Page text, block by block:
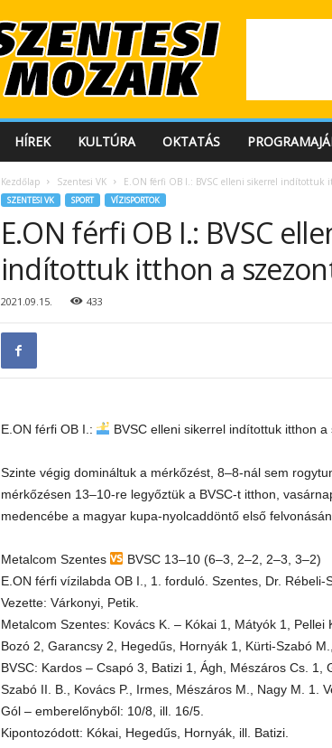
HÍREK KULTÚRA OKTATÁS
Kezdőlap Szentesi VK E.ON férfi OB I.: BVSC elleni sikerrel indítottuk
SZENTESI VK SPORT VÍZISPORTOK
E.ON férfi OB I.: BVSC
indítottuk itthon a
2021.09.15. 433
E.ON férfi OB I.: BVSC elleni sikerrel indítottuk itthon a
Szinte végig domináltuk a mérkőzést, 8–8-nál sem
mérkőzésen 13–10-re legyőztük a BVSC-t itthon,
medencébe a magyar kupa-nyolcaddöntő első felvonásán.
Metalcom Szentes
BVSC 13–10 (6–3, 2–2, 2–3, 3–2)
E.ON férfi vízilabda OB I., 1. forduló. Szentes, Dr. Rébeli-
Vezette: Várkonyi, Petik.
Metalcom Szentes: Kovács K. – Kókai 1, Mátyók 1,
Bozó 2, Garancsy 2, Hegedűs, Hornyák 1, Kürti-Szabó
BVSC: Kardos – Csapó 3, Batizi 1, Ágh, Mészáros Cs. 1,
Szabó II. B., Kovács P., Irmes, Mészáros M., Nagy M. 1.
Gól – emberelőnyből: 10/8, ill. 16/5.
Kipontozódott: Kókai, Hegedűs, Hornyák, ill. Batizi.